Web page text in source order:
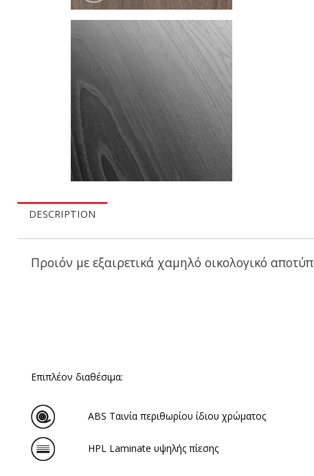
DESCRIPTION
Προιόν με εξαιρετικά χαμηλό οικολογικό
Επιπλέον διαθέσιμα:
ABS Ταινία περιθωρίου ίδιου χρώματος
HPL Laminate υψηλής πίεσης